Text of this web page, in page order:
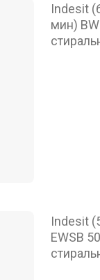
Indesit
мин)
Indesit
EWSB